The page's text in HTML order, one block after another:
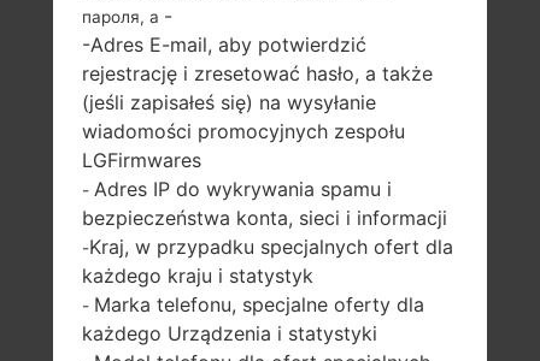
5.0 in (~67%
stosunek ekranu
do ciała)
720 x 1280 pikseli
(~294 gęstość
pikseli na cal)
1.3 GHz,
Qualcomm
MSM8909
1.5GB
пароля, а -
-Adres E-mail, aby potwierdzić
rejestrację i zresetować hasło, a także
(jeśli zapisałeś się) na wysyłanie
wiadomości promocyjnych zespołu
LGFirmwares
- Adres IP do wykrywania spamu i
bezpieczeństwa konta, sieci i informacji
-Kraj, w przypadku specjalnych ofert dla
każdego kraju i statystyk
- Marka telefonu, specjalne oferty dla
każdego Urządzenia i statystyki